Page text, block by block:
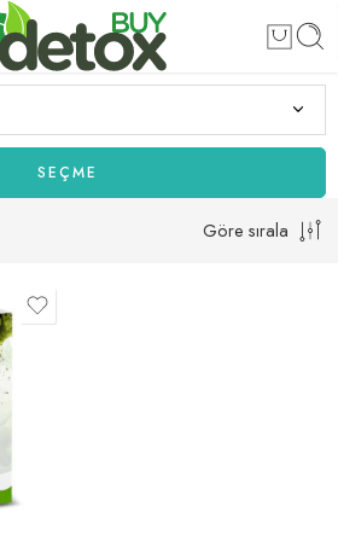
SEÇME
Göre sırala